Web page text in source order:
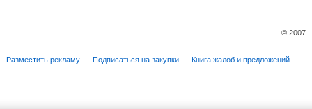
© 2007
Разместить рекламу Подписаться на закупки Книга жалоб и предложений